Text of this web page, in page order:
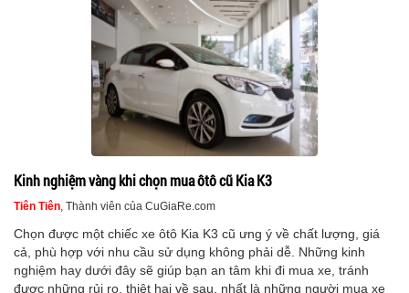
Kinh nghiệm vàng khi chọn mua ôtô cũ Kia K3
Tiên Tiên, Thành viên của CuGiaRe.com
Chọn được một chiếc xe ôtô Kia K3 cũ ưng ý về chất lượng, giá
cả, phù hợp với nhu cầu sử dụng không phải dễ. Những kinh
nghiệm hay dưới đây sẽ giúp bạn an tâm khi đi mua xe, tránh
được những rủi ro, thiệt hại về sau, nhất là những người mua xe